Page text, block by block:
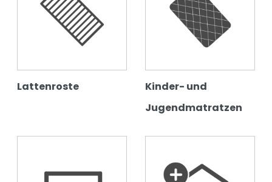
Lattenroste
Kinder- und
Jugendmatratzen